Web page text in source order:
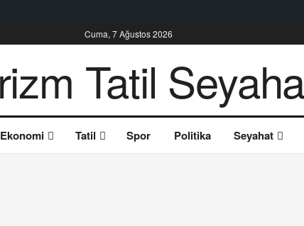
Cuma, 7 Ağustos 2026
Ekonomi Tatil Spor Politika Seyahat